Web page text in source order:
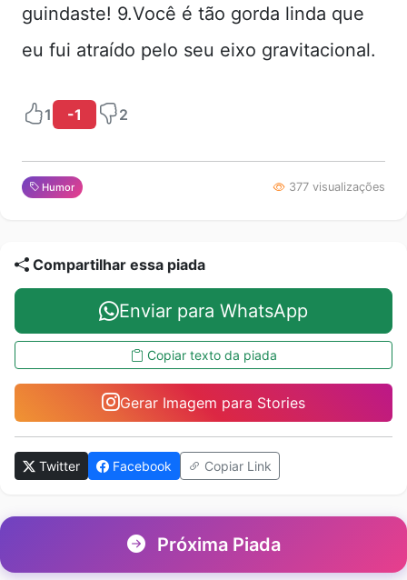
guindaste! 9.Você é tão gorda linda que
eu fui atraído pelo seu eixo gravitacional.
1 -1 2
Humor 377 visualizações
Compartilhar essa piada
Enviar para WhatsApp
Copiar texto da piada
Gerar Imagem para Stories
Twitter Facebook Copiar Link
Próxima Piada